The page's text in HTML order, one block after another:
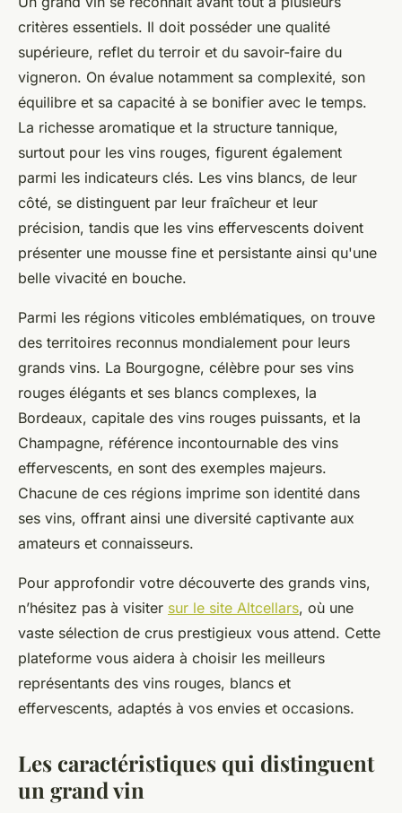
critères essentiels. Il doit posséder une qualité
supérieure, reflet du terroir et du savoir-faire du
vigneron. On évalue notamment sa complexité, son
équilibre et sa capacité à se bonifier avec le temps.
La richesse aromatique et la structure tannique,
surtout pour les vins rouges, figurent également
parmi les indicateurs clés. Les vins blancs, de leur
côté, se distinguent par leur fraîcheur et leur
précision, tandis que les vins effervescents doivent
présenter une mousse fine et persistante ainsi qu'une
belle vivacité en bouche.
Parmi les régions viticoles emblématiques, on trouve
des territoires reconnus mondialement pour leurs
grands vins. La Bourgogne, célèbre pour ses vins
rouges élégants et ses blancs complexes, la
Bordeaux, capitale des vins rouges puissants, et la
Champagne, référence incontournable des vins
effervescents, en sont des exemples majeurs.
Chacune de ces régions imprime son identité dans
ses vins, offrant ainsi une diversité captivante aux
amateurs et connaisseurs.
Pour approfondir votre découverte des grands vins,
n’hésitez pas à visiter sur le site Altcellars, où une
vaste sélection de crus prestigieux vous attend. Cette
plateforme vous aidera à choisir les meilleurs
représentants des vins rouges, blancs et
effervescents, adaptés à vos envies et occasions.
Les caractéristiques qui distinguent
un grand vin